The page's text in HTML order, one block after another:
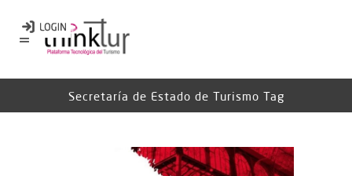
Secretaría de Estado de Turismo Tag